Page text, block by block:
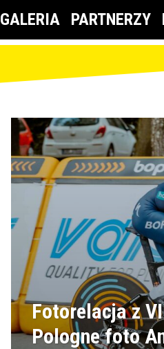
GALERIA PARTNERZY
Fotorelacja z
Pologne foto